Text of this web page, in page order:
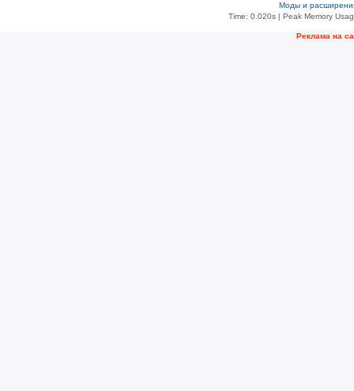
Моды и
Time: 0.020s| Peak Memory
Рeклама на